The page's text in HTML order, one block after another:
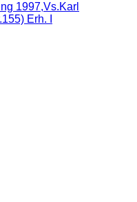
1997,Vs.Karl
Erh. I